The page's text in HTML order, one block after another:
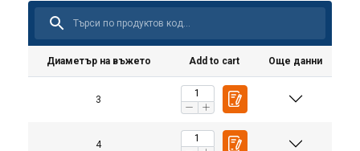
Диаметър на въжето Add to cart Още данни
3
4